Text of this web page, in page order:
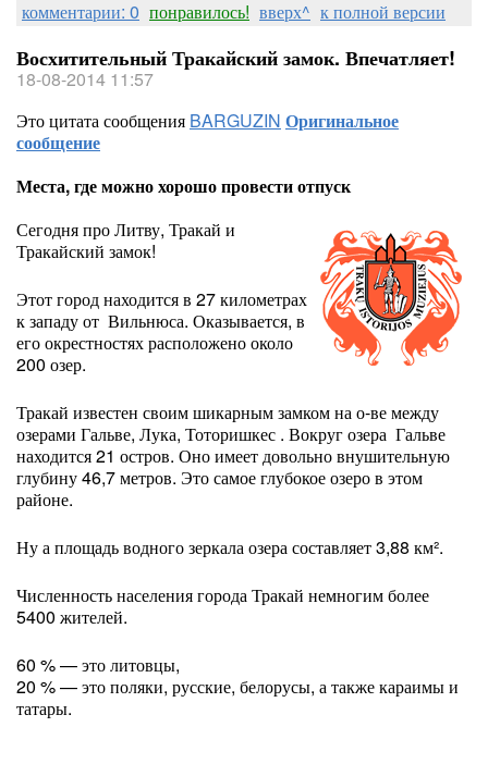
комментарии: 0 понравилось! вверх^ к полной версии
Восхитительный Тракайский замок. Впечатляет!
18-08-2014 11:57
Это цитата сообщения BARGUZIN Оригинальное
сообщение
Места, где можно хорошо провести отпуск
Сегодня про Литву, Тракай и
Тракайский замок!
Этот город находится в 27 километрах
к западу от Вильнюса. Оказывается, в
его окрестностях расположено около
200 озер.
Тракай известен своим шикарным замком на о-ве между
озерами Гальве, Лука, Тоторишкес . Вокруг озера Гальве
находится 21 остров. Оно имеет довольно внушительную
глубину 46,7 метров. Это самое глубокое озеро в этом
районе.
Ну а площадь водного зеркала озера составляет 3,88 км².
Численность населения города Тракай немногим более
5400 жителей.
60 % — это литовцы,
20 % — это поляки, русские, белорусы, а также караимы и
татары.